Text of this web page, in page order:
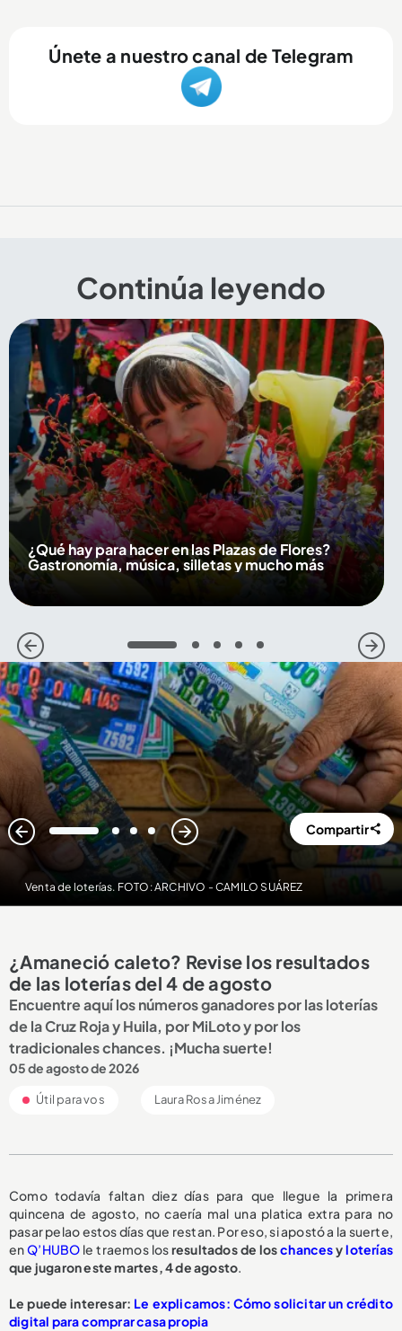
Únete a nuestro canal de Telegram
Continúa leyendo
¿Qué hay para hacer en las Plazas de Flores?
Gastronomía, música, silletas y mucho más
1 2 3 4 5
Venta de loterías. FOTO: ARCHIVO - CAMILO SUÁREZ
1 2 3 4 Compartir
¿Amaneció caleto? Revise los resultados
de las loterías del 4 de agosto
Encuentre aquí los números ganadores por las loterías
de la Cruz Roja y Huila, por MiLoto y por los
tradicionales chances. ¡Mucha suerte!
05 de agosto de 2026
Útil para vos Laura Rosa Jiménez
Como todavía faltan diez días para que llegue la primera
quincena de agosto, no caería mal una platica extra para no
pasar pelao estos días que restan. Por eso, si apostó a la suerte,
enQ’HUBO le traemos losresultados de loschancesyloterías
que jugaron este martes, 4 de agosto.
Le puede interesar: Le explicamos: Cómo solicitar un crédito
digital para comprar casa propia